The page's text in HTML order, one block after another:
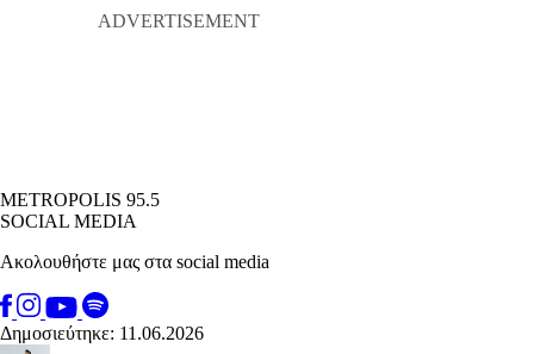
METROPOLIS 95.5
SOCIAL MEDIA
Ακολουθήστε μας στα social media
Δημοσιεύτηκε: 11.06.2026